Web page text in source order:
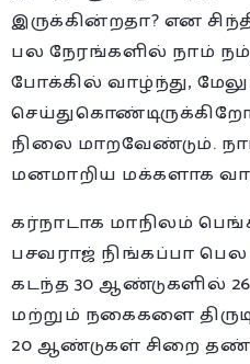
இருக்கின்றதா? என
பல நேரங்களில் நாம்
போக்கில் வாழ்ந்து,
நிலை மாறவேண்டும்.
மனமாறிய மக்களாக
கர்நாடாக மாநிலம்
பசவராஜ் நிங்கப்பா
கடந்த 30 ஆண்டுகளில்
மற்றும் நகைகளை
20 ஆண்டுகள் சிறை